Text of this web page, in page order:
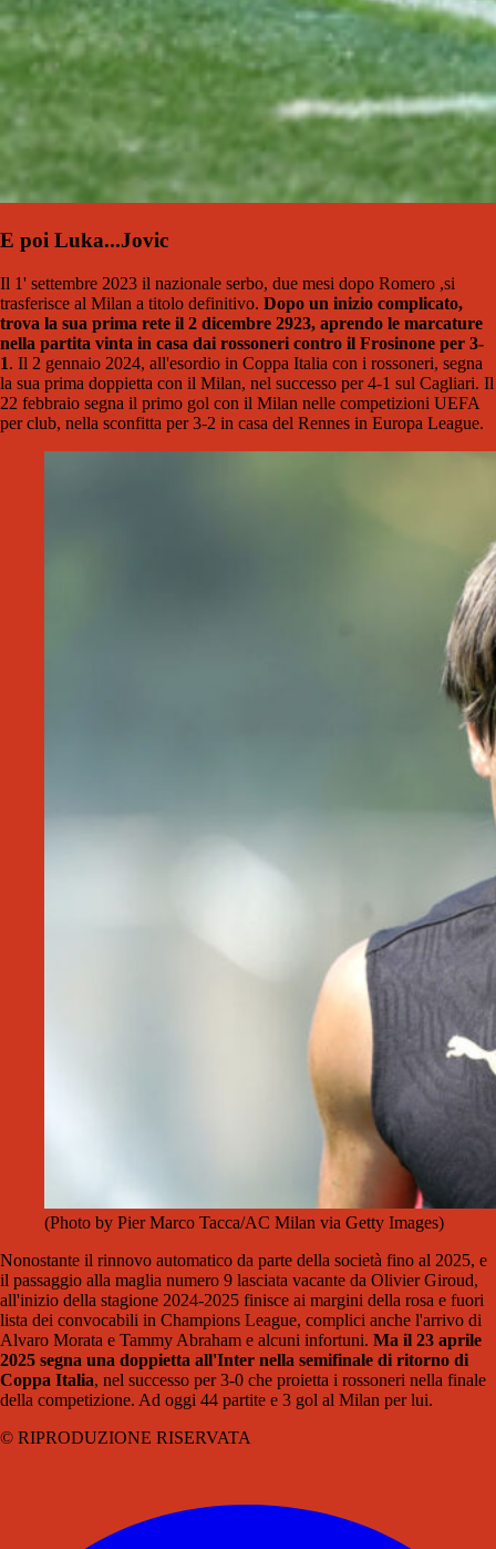
E poi Luka...Jovic
Il 1' settembre 2023 il nazionale serbo, due mesi dopo Romero ,si
trasferisce al Milan a titolo definitivo. Dopo un inizio complicato,
trova la sua prima rete il 2 dicembre 2923, aprendo le marcature
nella partita vinta in casa dai rossoneri contro il Frosinone per 3-
1. Il 2 gennaio 2024, all'esordio in Coppa Italia con i rossoneri, segna
la sua prima doppietta con il Milan, nel successo per 4-1 sul Cagliari. Il
22 febbraio segna il primo gol con il Milan nelle competizioni UEFA
per club, nella sconfitta per 3-2 in casa del Rennes in Europa League.
(Photo by Pier Marco Tacca/AC Milan via Getty Images)
Nonostante il rinnovo automatico da parte della società fino al 2025, e
il passaggio alla maglia numero 9 lasciata vacante da Olivier Giroud,
all'inizio della stagione 2024-2025 finisce ai margini della rosa e fuori
lista dei convocabili in Champions League, complici anche l'arrivo di
Alvaro Morata e Tammy Abraham e alcuni infortuni. Ma il 23 aprile
2025 segna una doppietta all'Inter nella semifinale di ritorno di
Coppa Italia, nel successo per 3-0 che proietta i rossoneri nella finale
della competizione. Ad oggi 44 partite e 3 gol al Milan per lui.
© RIPRODUZIONE RISERVATA